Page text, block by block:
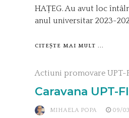
HAȚEG. Au avut loc
anul universitar 2023-
CITEȘTE MAI MULT ...
Actiuni promovare UPT-
Caravana UPT-
MIHAELA POPA 09/